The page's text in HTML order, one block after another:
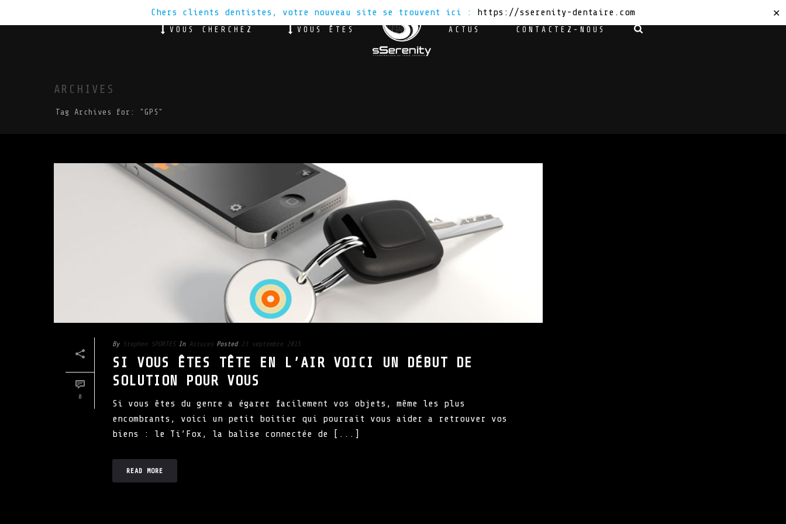
Chers clients dentistes, votre nouveau site se trouvent ici : https://sserenity-dentaire.com ✕
VOUS CHERCHEZ VOUS ÊTES ACTUS CONTACTEZ-NOUS
ARCHIVES
Tag Archives for: "GPS"
0
By Stephen SPORTES In Astuces Posted 23 septembre 2015
SI VOUS ÊTES TÊTE EN L’AIR VOICI UN DÉBUT DE
SOLUTION POUR VOUS
Si vous êtes du genre a égarer facilement vos objets, même les plus
encombrants, voici un petit boitier qui pourrait vous aider a retrouver vos
biens : le Ti’Fox, la balise connectée de [...]
READ MORE